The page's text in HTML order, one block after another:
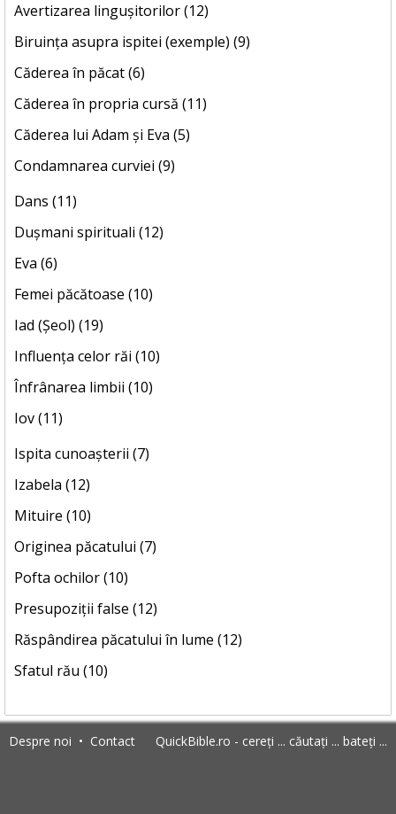
Avertizarea lingușitorilor (12)
Biruința asupra ispitei (exemple) (9)
Căderea în păcat (6)
Căderea în propria cursă (11)
Căderea lui Adam și Eva (5)
Condamnarea curviei (9)
Dans (11)
Dușmani spirituali (12)
Eva (6)
Femei păcătoase (10)
Iad (Șeol) (19)
Influența celor răi (10)
Înfrânarea limbii (10)
Iov (11)
Ispita cunoașterii (7)
Izabela (12)
Mituire (10)
Originea păcatului (7)
Pofta ochilor (10)
Presupoziții false (12)
Răspândirea păcatului în lume (12)
Sfatul rău (10)
Despre noi • Contact QuickBible.ro - cereți ... căutați ... bateți ...